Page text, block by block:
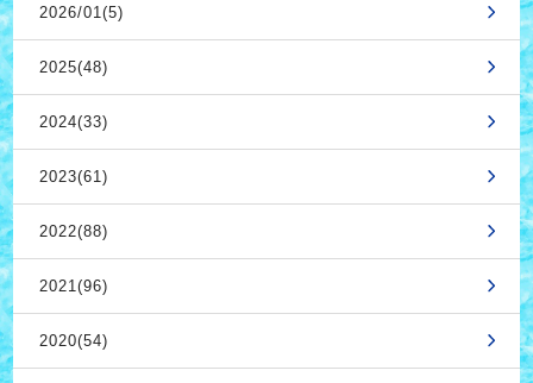
2026/01(5)
2025(48)
2024(33)
2023(61)
2022(88)
2021(96)
2020(54)